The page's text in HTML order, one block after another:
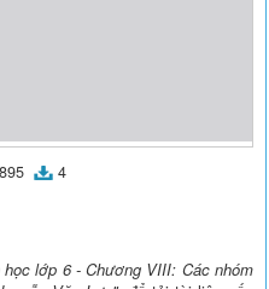
4
học lớp 6 - Chương VIII: Các nhóm